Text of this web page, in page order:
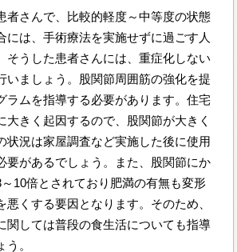
者さんで、比較的軽度～中等度の状態
には、手術療法を実施せずに過ごす人
そうした患者さんには、重症化しない
いましょう。股関節周囲筋の強化を提
ラムを指導する必要があります。住宅
大きく起因するので、股関節が大きく
状況は家屋調査など実施した後に使用
要があるでしょう。また、股関節にか
10倍とされており肥満の有無も変形
悪くする要因となります。そのため、
関しては普段の食生活についても指導
。